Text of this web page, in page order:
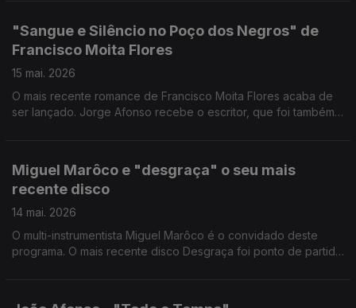
"Sangue e Silêncio no Poço dos Negros" de
Francisco Moita Flores
15 mai. 2026
O mais recente romance de Francisco Moita Flores acaba de
ser lançado. Jorge Afonso recebe o escritor, que foi também
Miguel Marôco e "desgraça" o seu mais
recente disco
14 mai. 2026
O multi-instrumentista Miguel Marôco é o convidado deste
programa. O mais recente disco Desgraça foi ponto de partida